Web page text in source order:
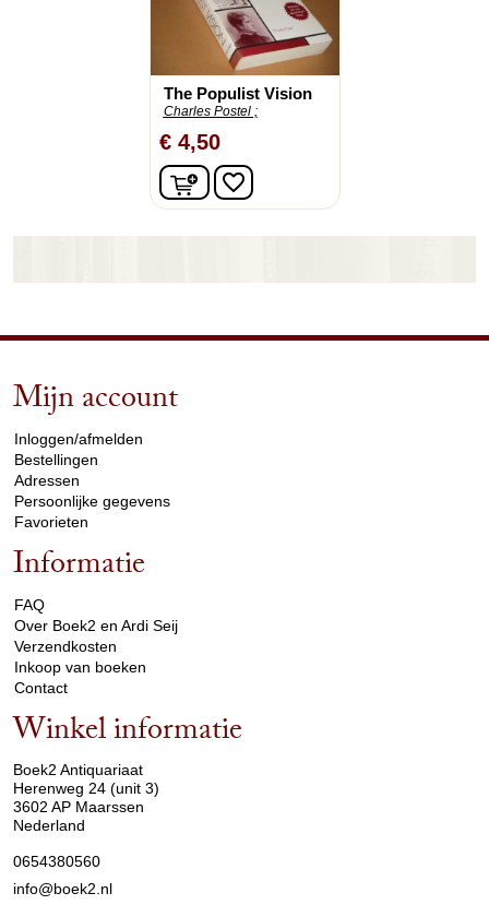
The Populist Vision
Charles Postel ;
€ 4,50
In winkelwagen
favorite_border
Mijn account
Inloggen/afmelden
Bestellingen
Adressen
Persoonlijke gegevens
Favorieten
Informatie
FAQ
Over Boek2 en Ardi Seij
Verzendkosten
Inkoop van boeken
Contact
Winkel informatie
Boek2 Antiquariaat
Herenweg 24 (unit 3)
3602 AP Maarssen
Nederland
0654380560
info@boek2.nl